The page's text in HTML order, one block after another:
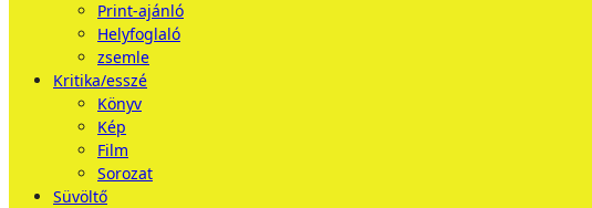
Print-ajánló
Helyfoglaló
zsemle
Kritika/esszé
Könyv
Kép
Film
Sorozat
Süvöltő